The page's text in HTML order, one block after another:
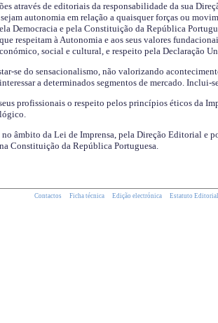
através de editoriais da responsabilidade da sua
autonomia em relação a quaisquer forças ou
Democracia e pela Constituição da República
respeitam à Autonomia e aos seus valores
social e cultural, e respeito pela Declaração
se do sensacionalismo, não valorizando
a determinados segmentos de mercado.
profissionais o respeito pelos princípios éticos da
no âmbito da Lei de Imprensa, pela Direção Editorial e
Constituição da República Portuguesa.
Contactos Ficha técnica Edição electrónica Estatuto Editorial